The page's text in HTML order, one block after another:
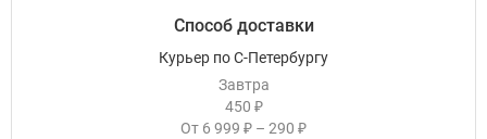
Способ доставки
Курьер по С-Петербургу
Завтра
450 ₽
От 6 999 ₽ – 290 ₽